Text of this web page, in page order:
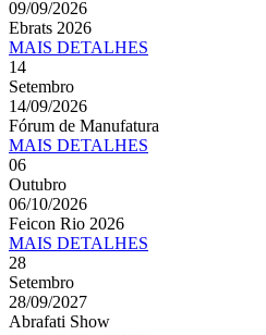
09/09/2026
Ebrats 2026
MAIS DETALHES
14
Setembro
14/09/2026
Fórum de Manufatura
MAIS DETALHES
06
Outubro
06/10/2026
Feicon Rio 2026
MAIS DETALHES
28
Setembro
28/09/2027
Abrafati Show